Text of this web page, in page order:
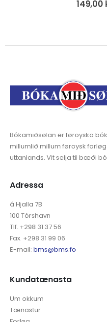
149,00
Bókamiðsølan er føroyska
millumlið millum føroysk
uttanlands. Vit selja til bæði
Adressa
á Hjalla 7B
100 Tórshavn
Tlf. +298 31 37 56
Fax. +298 31 99 06
E-mail: bms@bms.fo
Kundatænasta
Um okkum
Tænastur